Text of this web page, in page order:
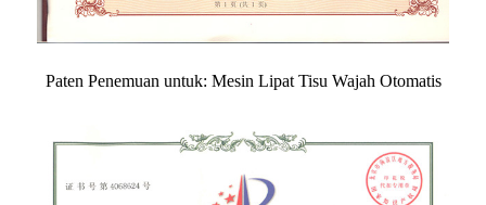
Paten Penemuan untuk: Mesin Lipat Tisu Wajah Otomatis